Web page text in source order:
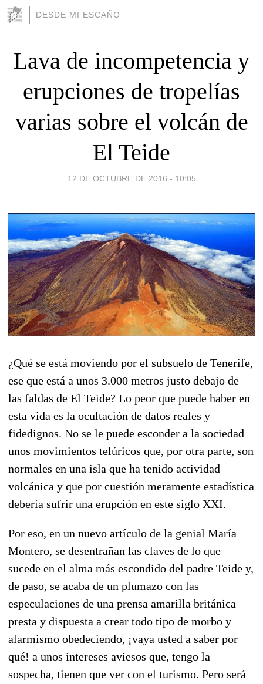
DESDE MI ESCAÑO
Lava de incompetencia y
erupciones de tropelías
varias sobre el volcán de
El Teide
12 DE OCTUBRE DE 2016 - 10:05
¿Qué se está moviendo por el subsuelo de Tenerife,
ese que está a unos 3.000 metros justo debajo de
las faldas de El Teide? Lo peor que puede haber en
esta vida es la ocultación de datos reales y
fidedignos. No se le puede esconder a la sociedad
unos movimientos telúricos que, por otra parte, son
normales en una isla que ha tenido actividad
volcánica y que por cuestión meramente estadística
debería sufrir una erupción en este siglo XXI.
Por eso, en un nuevo artículo de la genial María
Montero, se desentrañan las claves de lo que
sucede en el alma más escondido del padre Teide y,
de paso, se acaba de un plumazo con las
especulaciones de una prensa amarilla británica
presta y dispuesta a crear todo tipo de morbo y
alarmismo obedeciendo, ¡vaya usted a saber por
qué! a unos intereses aviesos que, tengo la
sospecha, tienen que ver con el turismo. Pero será